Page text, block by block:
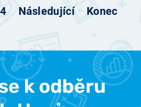
Následující Konec
k odběru